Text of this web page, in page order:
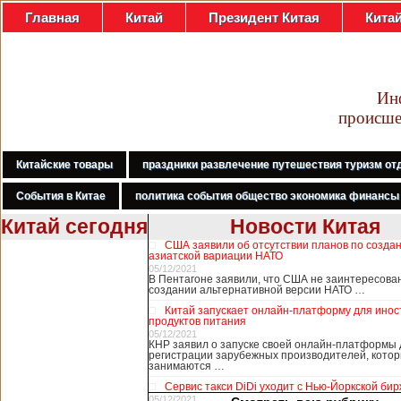
Главная Китай Президент Китая
Китайские товары праздники развлечение путешествия туризм
События в Китае политика события общество экономика финансы
Китай сегодня Новости Китая
США заявили об отсутствии планов по
азиатской вариации НАТО
05/12/2021
В Пентагоне заявили, что США не
создании альтернативной версии НАТО …
Китай запускает онлайн-платформу для
продуктов питания
05/12/2021
КНР заявил о запуске своей онлайн-платформы
регистрации зарубежных производителей,
занимаются …
Сервис такси DiDi уходит с Нью-Йоркской